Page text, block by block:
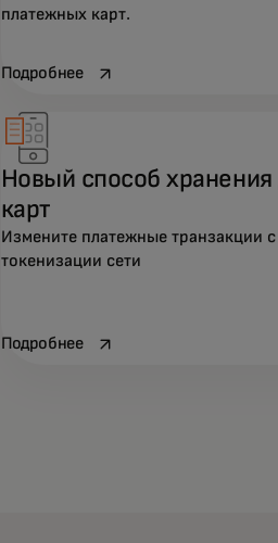
платежных карт.
Подробнееopens in a new tab
Новый способ
карт
Измените платежные транзакции
токенизации сети
Подробнееopens in a new tab